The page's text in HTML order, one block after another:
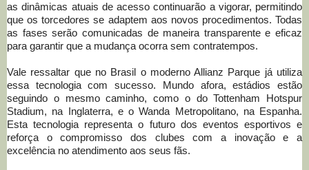
as dinâmicas atuais de acesso continuarão a vigorar, permitindo
que os torcedores se adaptem aos novos procedimentos. Todas
as fases serão comunicadas de maneira transparente e eficaz
para garantir que a mudança ocorra sem contratempos.
Vale ressaltar que no Brasil o moderno Allianz Parque já utiliza
essa tecnologia com sucesso. Mundo afora, estádios estão
seguindo o mesmo caminho, como o do Tottenham Hotspur
Stadium, na Inglaterra, e o Wanda Metropolitano, na Espanha.
Esta tecnologia representa o futuro dos eventos esportivos e
reforça o compromisso dos clubes com a inovação e a
excelência no atendimento aos seus fãs.